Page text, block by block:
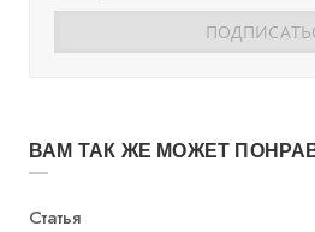
ВАМ ТАК ЖЕ МОЖЕТ
Категория
Статья